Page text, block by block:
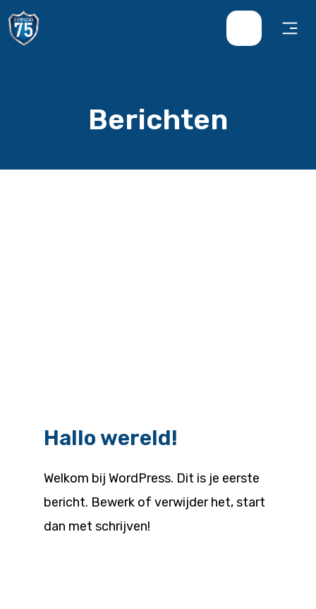
Berichten
Hallo wereld!
Welkom bij WordPress. Dit is je eerste
bericht. Bewerk of verwijder het, start
dan met schrijven!